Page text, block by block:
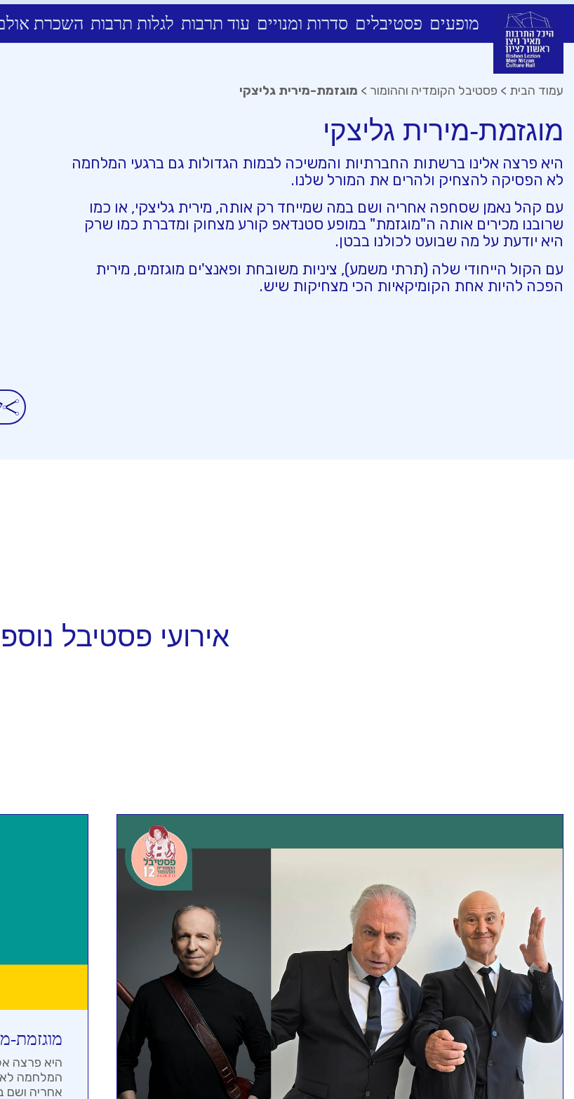
content
מופעים פסטיבלים סדרות ומנויים עוד תרבות לגלות תרבות השכרת
עמוד הבית > פסטיבל הקומדיה וההומור > מוגזמת-מירית גליצקי
מוגזמת-מירית גליצקי
היא פרצה אלינו ברשתות החברתיות והמשיכה לבמות הגדולות גם ברגעי המלחמה
לא הפסיקה להצחיק ולהרים את המורל שלנו.
עם קהל נאמן שסחפה אחריה ושם במה שמייחד רק אותה, מירית גליצקי, או כמו
שרובנו מכירים אותה ה"מוגזמת" במופע סטנדאפ קורע מצחוק ומדברת כמו שרק
היא יודעת על מה שבועט לכולנו בבטן.
עם הקול הייחודי שלה (תרתי משמע), ציניות משובחת ופאנצ'ים מוגזמים, מירית
הפכה להיות אחת הקומיקאיות הכי מצחיקות שיש.
אירועי פסטיבל
מוגזמת-
היא פרצה
המלחמה לא
אחריה ושם